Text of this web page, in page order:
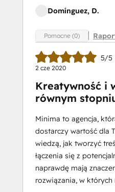
Domínguez, D.
Pomocne (0)
5/5
2 cze 2020
Kreatywność i
równym
Minima to agencja,
dostarczy wartość dla
wiedzą, jak tworzyć
łączenia się z
naprawdę mają
rozwiązania, w których